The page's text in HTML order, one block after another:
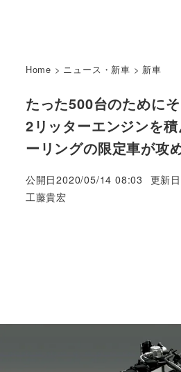
Home > ニュース・新車 > 新車
たった500台のために
2リッターエンジンを
ーリングの限定車が攻
公開日2020/05/14 08:03 更新日
著
工藤貴宏